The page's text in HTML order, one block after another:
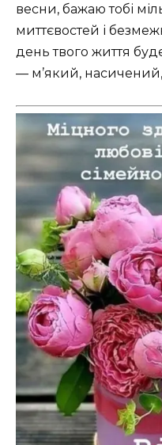
весни, бажаю тобі
миттєвостей і
день твого життя
— м’який,